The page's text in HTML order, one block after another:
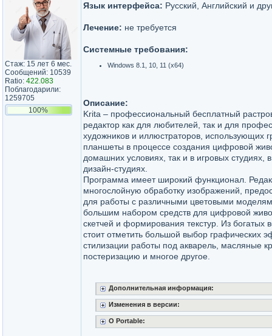
Стаж: 15 лет 6 мес.
Сообщений: 10539
Ratio: 422.083
Поблагодарили:
1259705
100%
Язык интерфейса: Русский, Английский и
Лечение: не требуется
Системные требования:
Windows 8.1, 10, 11 (x64)
Описание:
Krita – профессиональный бесплатный
редактор как для любителей, так и для
художников и иллюстраторов, использующих
планшеты в процессе создания цифровой
домашних условиях, так и в игровых студиях,
дизайн-студиях.
Программа имеет широкий функционал.
многослойную обработку изображений,
для работы с различными цветовыми
большим набором средств для цифровой
скетчей и формирования текстур. Из богатых
стоит отметить большой выбор графических
стилизации работы под акварель, масляные
постеризацию и многое другое.
Дополнительная информация:
Изменения в версии:
О Portable: